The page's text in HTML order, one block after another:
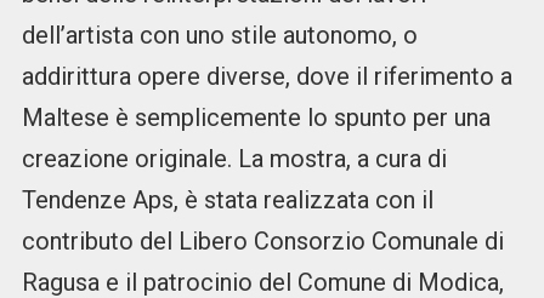
dell’artista con uno stile autonomo, o
addirittura opere diverse, dove il riferimento a
Maltese è semplicemente lo spunto per una
creazione originale. La mostra, a cura di
Tendenze Aps, è stata realizzata con il
contributo del Libero Consorzio Comunale di
Ragusa e il patrocinio del Comune di Modica,